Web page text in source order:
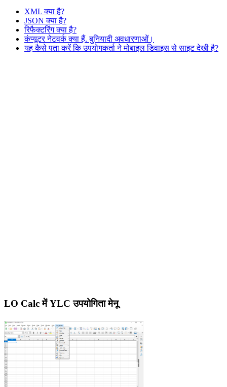
XML क्या है?
JSON क्या है?
रिफैक्टरिंग क्या है?
कंप्यूटर नेटवर्क क्या हैं. बुनियादी अवधारणाओं।
यह कैसे पता करें कि उपयोगकर्ता ने मोबाइल डिवाइस से साइट देखी है?
LO Calc में YLC उपयोगिता मेनू